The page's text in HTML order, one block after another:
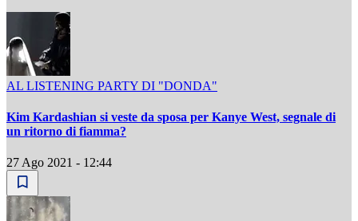
AL LISTENING PARTY DI "DONDA"
Kim Kardashian si veste da sposa per Kanye West, segnale di
un ritorno di fiamma?
27 Ago 2021 - 12:44